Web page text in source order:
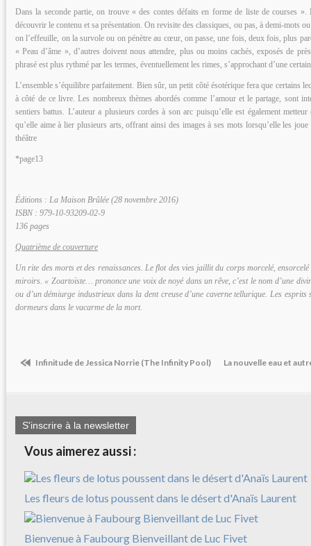
Dans la seconde partie, on trouve « des contes défaits en forme de liste de courses ».
découvrir le contenu et sa présentation. On revisite des classiques, ou pas, à demi-mots
on l’effeuille, on la survole ou on pénètre au cœur, on passe, une fois, deux fois, plus
« Peau d’âme », d’autres doivent nous attendre, plus ou moins cachés, exposés de
phrasé est plus rythmé par les termes, éventuellement les rimes, s’approchant d’une
L’ensemble s’équilibre parfaitement. Bien sûr, un petit côté ésotérique fera que certains
à côté de ce livre. Les nombreux thèmes abordés comme l’amour et le partage, sont
sentiers battus. L’auteur a plusieurs cordes à son arc puisqu’elle est également
qu’elle aime à lier plusieurs arts, offrant ainsi des images à ses mots lorsqu’elle les joue
théâtre
*page13
Éditions : La Maison Brûlée (28 novembre 2016)
ISBN : 979-10-93209-02-9
136 pages
Quatrième de couverture
Un rite des morts et des renaissances. Le flot des vies jaillit du corps morcelé,
miroirs. « Zoartoïste… prononce une voix de noyé dans un rêve, c’est le nom d’une
ou d’un démiurge industrieux dans la dent creuse d’une caverne tellurique. Les esprits
dormeurs dans le vacarme de la mort.
Infinitude de Jessica Norrie (The Infinity Pool) La nouvelle eau et
S'inscrire à la newsletter
Vous aimerez aussi :
Les fleurs de lotus poussent dans le désert d'Anaïs Laurent
Bienvenue à Faubourg Bienveillant de Luc Fivet